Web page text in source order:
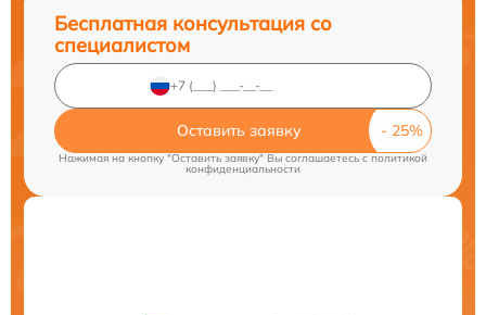
Бесплатная консультация со
специалистом
Оставить заявку
Нажимая на кнопку "Оставить заявку" Вы соглашаетесь cполитикой
конфиденциальности